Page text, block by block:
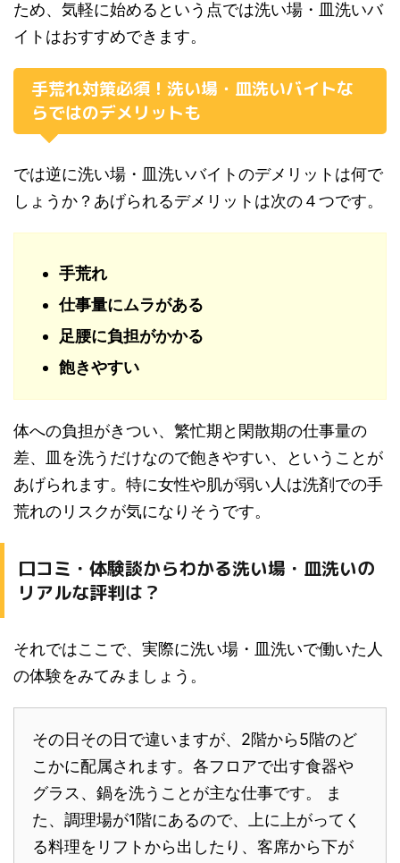
ため、気軽に始めるという点では洗い場・皿洗いバ
イトはおすすめできます。
手荒れ対策必須！洗い場・皿洗いバイトな
らではのデメリットも
では逆に洗い場・皿洗いバイトのデメリットは何で
しょうか？あげられるデメリットは次の４つです。
手荒れ
仕事量にムラがある
足腰に負担がかかる
飽きやすい
体への負担がきつい、繁忙期と閑散期の仕事量の
差、皿を洗うだけなので飽きやすい、ということが
あげられます。特に女性や肌が弱い人は洗剤での手
荒れのリスクが気になりそうです。
口コミ・体験談からわかる洗い場・皿洗いの
リアルな評判は？
それではここで、実際に洗い場・皿洗いで働いた人
の体験をみてみましょう。
その日その日で違いますが、2階から5階のど
こかに配属されます。各フロアで出す食器や
グラス、鍋を洗うことが主な仕事です。 ま
た、調理場が1階にあるので、上に上がってく
る料理をリフトから出したり、客席から下が